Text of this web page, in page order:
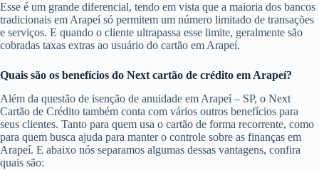
Esse é um grande diferencial, tendo em vista que a maioria dos bancos
tradicionais em Arapeí só permitem um número limitado de transações
e serviços. E quando o cliente ultrapassa esse limite, geralmente são
cobradas taxas extras ao usuário do cartão em Arapeí.
Quais são os benefícios do Next cartão de crédito em Arapeí?
Além da questão de isenção de anuidade em Arapeí – SP, o Next
Cartão de Crédito também conta com vários outros benefícios para
seus clientes. Tanto para quem usa o cartão de forma recorrente, como
para quem busca ajuda para manter o controle sobre as finanças em
Arapeí. E abaixo nós separamos algumas dessas vantagens, confira
quais são: